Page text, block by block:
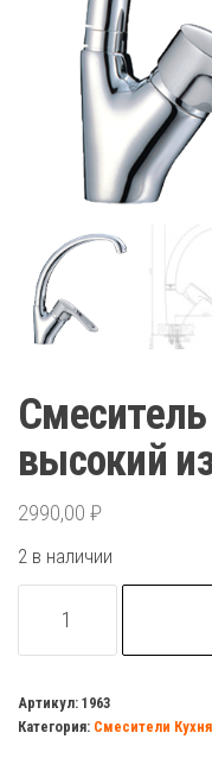
высокий
2990,00 ₽
2 в наличии
товара
д/
кухни
Артикул: 1963
Категория: Смесители Кухня